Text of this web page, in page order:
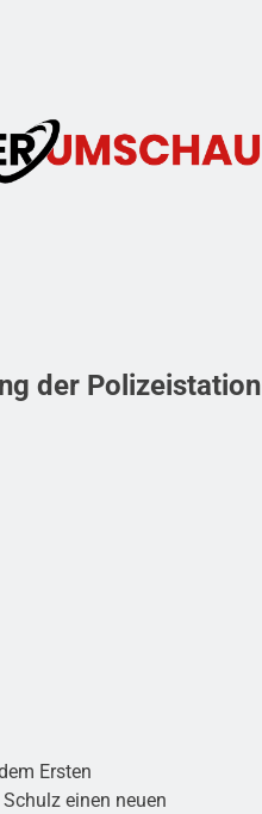
der Polizeistation
Ersten
einen neuen